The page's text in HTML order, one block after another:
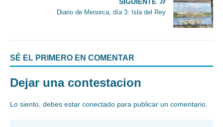
Diario de Menorca, día 3: Isla del Rey
SÉ EL PRIMERO EN COMENTAR
Dejar una contestacion
Lo siento, debes estar conectado para publicar un comentario.